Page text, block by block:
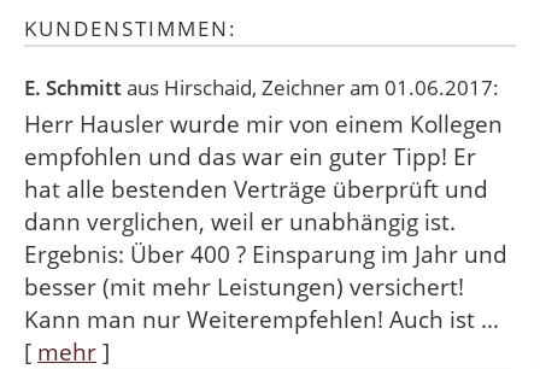
KUNDENSTIMMEN:
E. Schmittaus Hirschaid, Zeichneram 01.06.2017:
Herr Hausler wurde mir von einem Kollegen
empfohlen und das war ein guter Tipp! Er
hat alle bestenden Verträge überprüft und
dann verglichen, weil er unabhängig ist.
Ergebnis: Über 400 ? Einsparung im Jahr und
besser (mit mehr Leistungen) versichert!
Kann man nur Weiterempfehlen! Auch ist ...
[ mehr]